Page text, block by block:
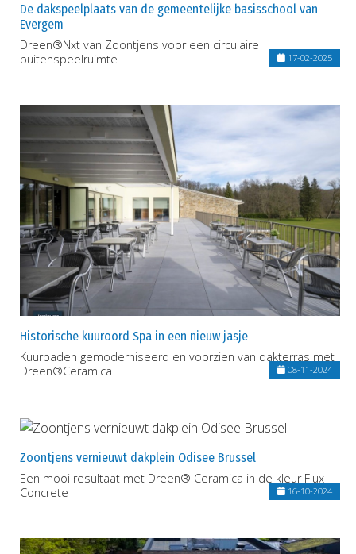
De dakspeelplaats van de gemeentelijke basisschool van
Evergem
Dreen®Nxt van Zoontjens voor een circulaire
buitenspeelruimte
17-02-2025
Historische kuuroord Spa in een nieuw jasje
Kuurbaden gemoderniseerd en voorzien van dakterras met
Dreen®Ceramica
08-11-2024
Zoontjens vernieuwt dakplein Odisee Brussel
Een mooi resultaat met Dreen® Ceramica in de kleur Flux
Concrete
16-10-2024